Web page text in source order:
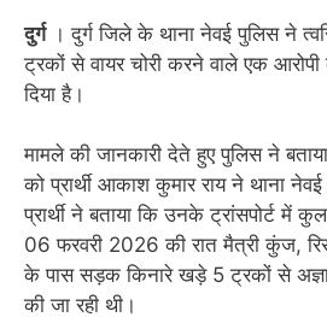
दुर्ग। दुर्ग जिले के थाना नेवई पुलिस ने
ट्रकों से वायर चोरी करने वाले एक
दिया है।
मामले की जानकारी देते हुए पुलिस ने
को प्रार्थी आकाश कुमार राय ने थाना नेवई
प्रार्थी ने बताया कि उनके ट्रांसपोर्ट में
06 फरवरी 2026 की रात मैत्री कुंज,
के पास सड़क किनारे खड़े 5 ट्रकों से अज्ञात
की जा रही थी।